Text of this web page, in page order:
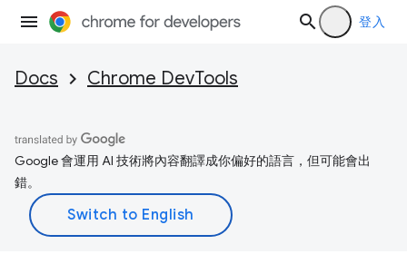
登入
Docs Chrome DevTools
Google 會運用 AI 技術將內容翻譯成你偏好的語言，但可能會出
錯。